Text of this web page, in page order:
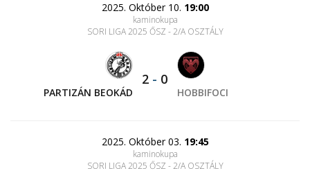
2025. Október 10. 19:00
kaminokupa
SORI LIGA 2025 ŐSZ - 2/A OSZTÁLY
PARTIZÁN BEOKÁD
2 - 0
HOBBIFOCI
2025. Október 03. 19:45
kaminokupa
SORI LIGA 2025 ŐSZ - 2/A OSZTÁLY